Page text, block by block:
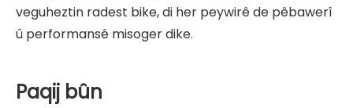
veguheztin radest bike, di her peywirê de pêbawerî
û performansê misoger dike.
Paqij bûn